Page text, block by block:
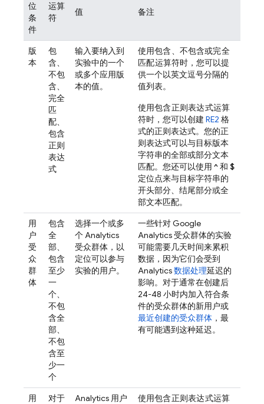
位
条
件
运算
符
值 备注
版
本
包
含、
不包
含、
完全
匹
配、
包含
正则
表达
式
输入要纳入到
实验中的一个
或多个应用版
本的值。
使用包含、 不包含或完全
匹配运算符时，您可以提
供一个以英文逗号分隔的
值列表。
使用包含正则表达式运算
符时，您可以创建 RE2 格
式的正则表达式。您的正
则表达式可以与目标版本
字符串的全部或部分文本
匹配。您还可以使用 ^和$
定位点来与目标字符串的
开头部分、结尾部分或全
部文本匹配。
用
户
受
众
群
体
包含
全
部、
包含
至少
一
个、
不包
含全
部、
不包
含至
少一
个
选择一个或多
个Analytics
受众群体，以
定位可以参与
实验的用户。
一些针对Google
Analytics受众群体的实验
可能需要几天时间来累积
数据，因为它们会受到
Analytics数据处理延迟的
影响。对于通常在创建后
24-48 小时内加入符合条
件的受众群体的新用户或
最近创建的受众群体 ，最
有可能遇到这种延迟。
用
对于
Analytics 用户
使用包含正则表达式运算